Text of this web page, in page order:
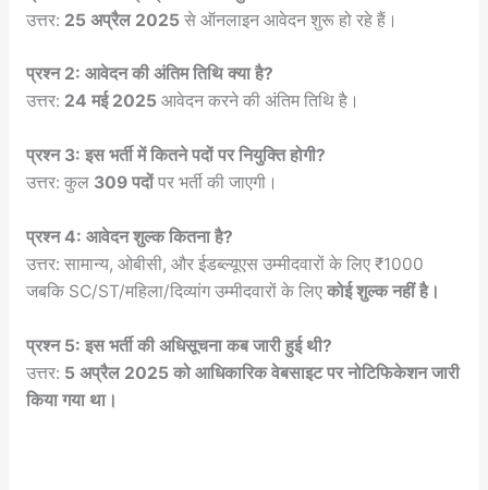
उत्तर: 25 अप्रैल 2025 से ऑनलाइन आवेदन शुरू हो रहे हैं।
प्रश्न 2: आवेदन की अंतिम तिथि क्या है?
उत्तर: 24 मई 2025 आवेदन करने की अंतिम तिथि है।
प्रश्न 3: इस भर्ती में कितने पदों पर नियुक्ति होगी?
उत्तर: कुल 309 पदोंपर भर्ती की जाएगी।
प्रश्न 4: आवेदन शुल्क कितना है?
उत्तर: सामान्य, ओबीसी, और ईडब्ल्यूएस उम्मीदवारों के लिए ₹1000
जबकि SC/ST/महिला/दिव्यांग उम्मीदवारों के लिए कोई शुल्क नहीं है।
प्रश्न 5: इस भर्ती की अधिसूचना कब जारी हुई थी?
उत्तर: 5 अप्रैल 2025 को आधिकारिक वेबसाइट पर नोटिफिकेशन जारी
किया गया था।